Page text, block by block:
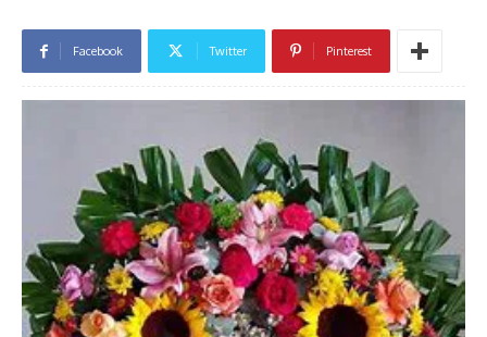
Facebook Twitter Pinterest